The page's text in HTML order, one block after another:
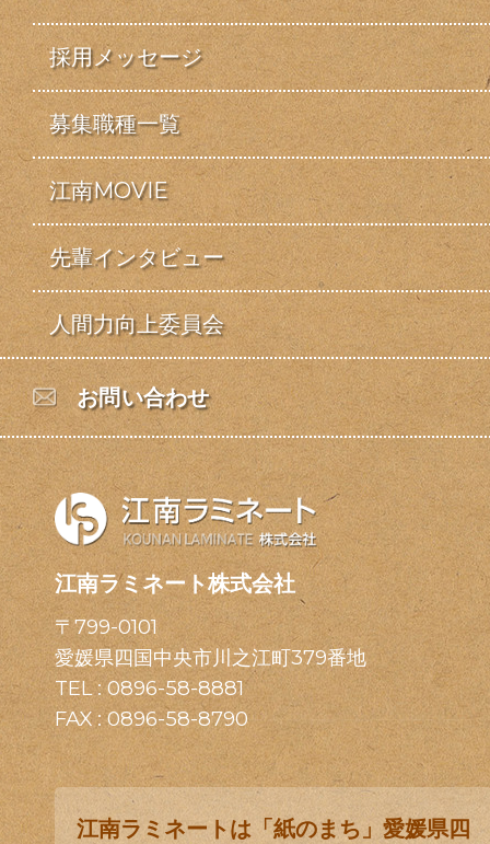
採用メッセージ
募集職種一覧
江南MOVIE
先輩インタビュー
人間力向上委員会
お問い合わせ
江南ラミネート株式会社
〒799-0101
愛媛県四国中央市川之江町379番地
TEL :0896-58-8881
FAX : 0896-58-8790
江南ラミネートは「紙のまち」愛媛県四